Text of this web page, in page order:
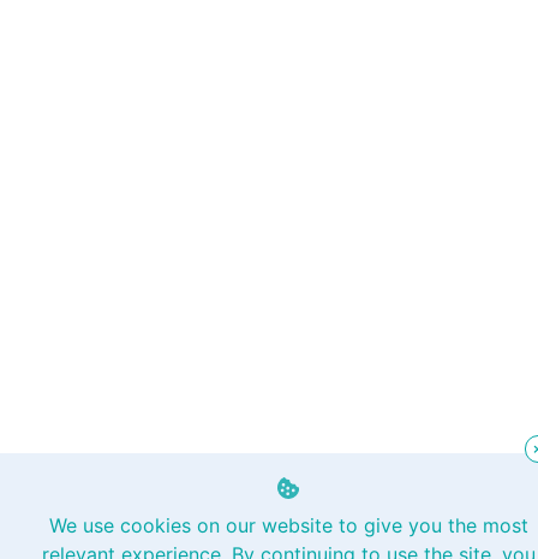
We use cookies on our website to give you the most
relevant experience. By continuing to use the site, you